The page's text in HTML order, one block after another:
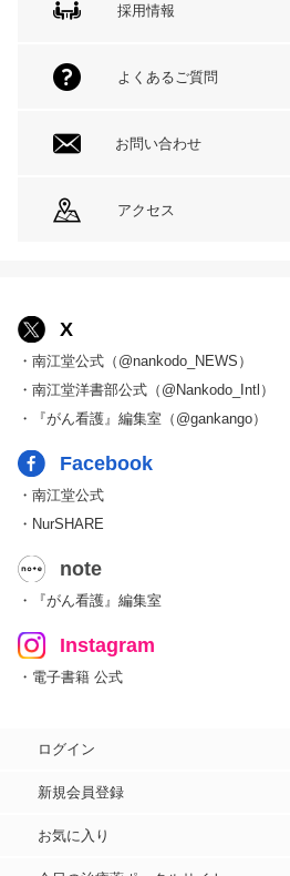
採用情報
よくあるご質問
お問い合わせ
アクセス
X
・南江堂公式（@nankodo_NEWS）
・南江堂洋書部公式（@Nankodo_Intl）
・『がん看護』編集室（@gankango）
Facebook
・南江堂公式
・NurSHARE
note
・『がん看護』編集室
Instagram
・電子書籍 公式
ログイン
新規会員登録
お気に入り